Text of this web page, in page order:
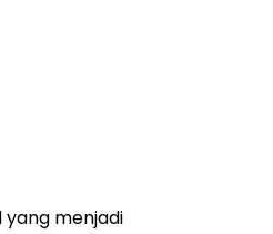
yang menjadi